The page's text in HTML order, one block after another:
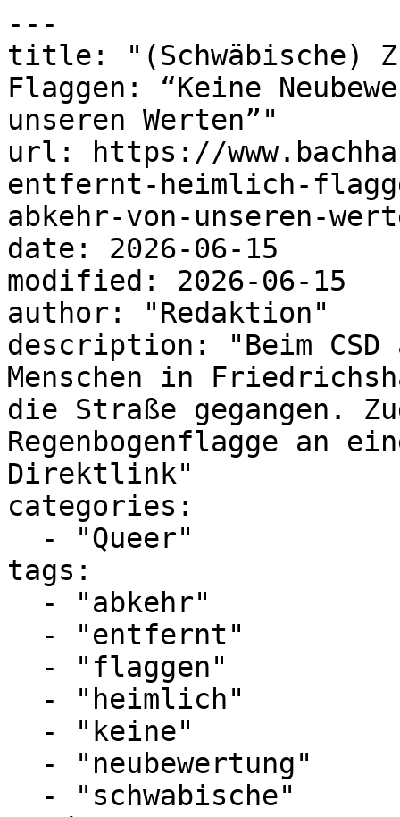
---
title: "(Schwäbische)
Flaggen: “Keine
unseren Werten”"
url: https://
entfernt-heimlich-
abkehr-von-unseren-
date: 2026-06-15
modified: 2026-06-15
author: "Redaktion"
description: "Beim CSD
Menschen in
die Straße gegangen.
Regenbogenflagge
Direktlink"
categories:
tags: